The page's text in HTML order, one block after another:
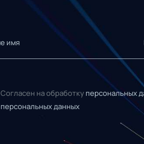
Согласен на обработку персональных
персональных данных